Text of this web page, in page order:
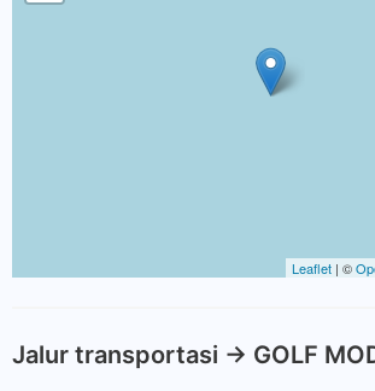
Leaflet | ©
Jalur transportasi -> GOLF